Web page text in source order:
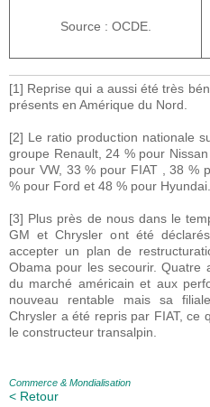
Source : OCDE.
[1] Reprise qui a aussi été très
présents en Amérique du Nord.
[2] Le ratio production nationale
groupe Renault, 24 % pour
pour VW, 33 % pour FIAT , 38 %
% pour Ford et 48 % pour Hyundai.
[3] Plus près de nous dans le
GM et Chrysler ont été
accepter un plan de
Obama pour les secourir.
du marché américain et aux
nouveau rentable mais sa
Chrysler a été repris par FIAT, ce
le constructeur transalpin.
Commerce & Mondialisation
< Retour